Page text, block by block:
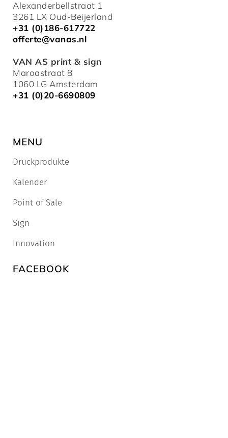
Alexanderbellstraat 1
3261 LX Oud-Beijerland
+31 (0)186-617722
offerte@vanas.nl
VAN AS print & sign
Maroastraat 8
1060 LG Amsterdam
+31 (0)20-6690809
MENU
Druckprodukte
Kalender
Point of Sale
Sign
Innovation
FACEBOOK